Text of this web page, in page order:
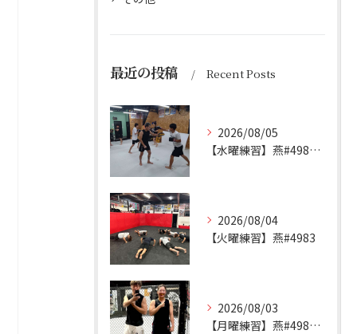
最近の投稿 Recent Posts
2026/08/05
【水曜練習】燕#4984見附#492
2026/08/04
【火曜練習】燕#4983
2026/08/03
【月曜練習】燕#4982見附#491